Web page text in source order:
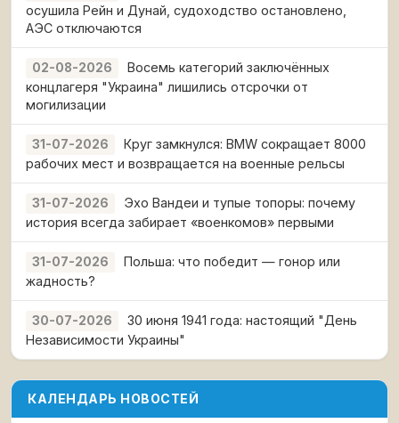
осушила Рейн и Дунай, судоходство остановлено,
АЭС отключаются
02-08-2026
Восемь категорий заключённых
концлагеря "Украина" лишились отсрочки от
могилизации
31-07-2026
Круг замкнулся: BMW сокращает 8000
рабочих мест и возвращается на военные рельсы
31-07-2026
Эхо Вандеи и тупые топоры: почему
история всегда забирает «военкомов» первыми
31-07-2026
Польша: что победит — гонор или
жадность?
30-07-2026
30 июня 1941 года: настоящий "День
Независимости Украины"
КАЛЕНДАРЬ НОВОСТЕЙ